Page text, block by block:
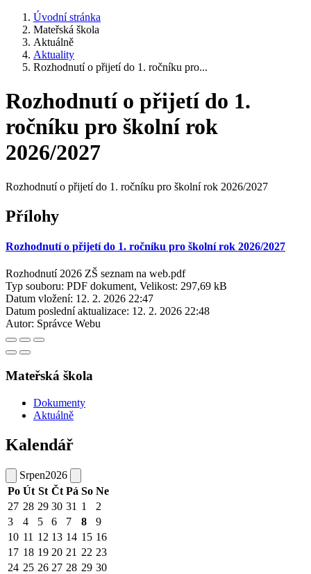
Úvodní stránka
Mateřská škola
Aktuálně
Aktuality
Rozhodnutí o přijetí do 1. ročníku pro...
Rozhodnutí o přijetí do 1.
ročníku pro školní rok
2026/2027
Rozhodnutí o přijetí do 1. ročníku pro školní rok 2026/2027
Přílohy
Rozhodnutí o přijetí do 1. ročníku pro školní rok 2026/2027
Rozhodnutí 2026 ZŠ seznam na web.pdf
Typ souboru: PDF dokument, Velikost: 297,69 kB
Datum vložení: 12. 2. 2026 22:47
Datum poslední aktualizace: 12. 2. 2026 22:48
Autor: Správce Webu
Mateřská škola
Dokumenty
Aktuálně
Kalendář
Srpen2026
Po Út St Čt Pá So Ne
27 28 29 30 31 1
2
3
4 5 6 7 8
9
10 11 12 13 14 15 16
17 18 19 20 21 22 23
24 25 26 27 28 29 30